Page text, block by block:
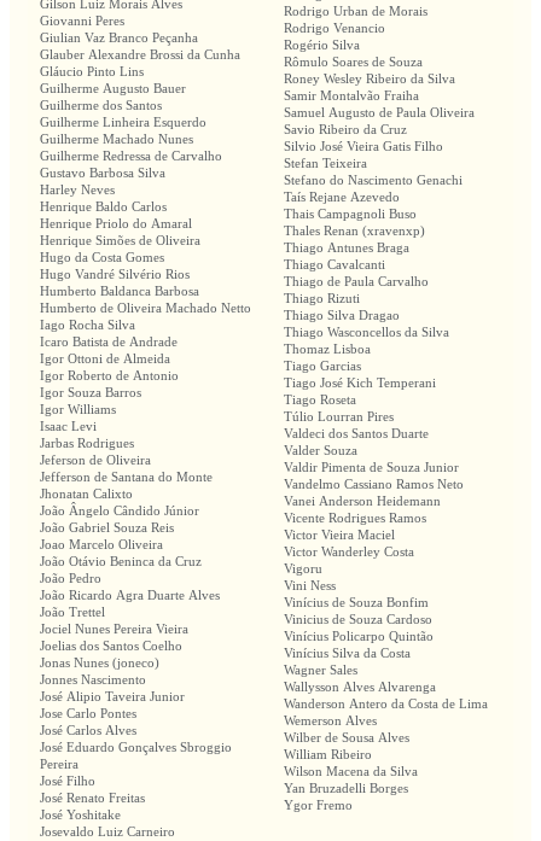
Gilson Luiz Morais Alves
Giovanni Peres
Giulian Vaz Branco Peçanha
Glauber Alexandre Brossi da Cunha
Gláucio Pinto Lins
Guilherme Augusto Bauer
Guilherme dos Santos
Guilherme Linheira Esquerdo
Guilherme Machado Nunes
Guilherme Redressa de Carvalho
Gustavo Barbosa Silva
Harley Neves
Henrique Baldo Carlos
Henrique Priolo do Amaral
Henrique Simões de Oliveira
Hugo da Costa Gomes
Hugo Vandré Silvério Rios
Humberto Baldanca Barbosa
Humberto de Oliveira Machado Netto
Iago Rocha Silva
Icaro Batista de Andrade
Igor Ottoni de Almeida
Igor Roberto de Antonio
Igor Souza Barros
Igor Williams
Isaac Levi
Jarbas Rodrigues
Jeferson de Oliveira
Jefferson de Santana do Monte
Jhonatan Calixto
João Ângelo Cândido Júnior
João Gabriel Souza Reis
Joao Marcelo Oliveira
João Otávio Beninca da Cruz
João Pedro
João Ricardo Agra Duarte Alves
João Trettel
Jociel Nunes Pereira Vieira
Joelias dos Santos Coelho
Jonas Nunes (joneco)
Jonnes Nascimento
José Alipio Taveira Junior
Jose Carlo Pontes
José Carlos Alves
José Eduardo Gonçalves Sbroggio
Pereira
José Filho
José Renato Freitas
José Yoshitake
Josevaldo Luiz Carneiro
Rodrigo Urban de Morais
Rodrigo Venancio
Rogério Silva
Rômulo Soares de Souza
Roney Wesley Ribeiro da Silva
Samir Montalvão Fraiha
Samuel Augusto de Paula Oliveira
Savio Ribeiro da Cruz
Silvio José Vieira Gatis Filho
Stefan Teixeira
Stefano do Nascimento Genachi
Taís Rejane Azevedo
Thais Campagnoli Buso
Thales Renan (xravenxp)
Thiago Antunes Braga
Thiago Cavalcanti
Thiago de Paula Carvalho
Thiago Rizuti
Thiago Silva Dragao
Thiago Wasconcellos da Silva
Thomaz Lisboa
Tiago Garcias
Tiago José Kich Temperani
Tiago Roseta
Túlio Lourran Pires
Valdeci dos Santos Duarte
Valder Souza
Valdir Pimenta de Souza Junior
Vandelmo Cassiano Ramos Neto
Vanei Anderson Heidemann
Vicente Rodrigues Ramos
Victor Vieira Maciel
Victor Wanderley Costa
Vigoru
Vini Ness
Vinícius de Souza Bonfim
Vinicius de Souza Cardoso
Vinícius Policarpo Quintão
Vinícius Silva da Costa
Wagner Sales
Wallysson Alves Alvarenga
Wanderson Antero da Costa de Lima
Wemerson Alves
Wilber de Sousa Alves
William Ribeiro
Wilson Macena da Silva
Yan Bruzadelli Borges
Ygor Fremo